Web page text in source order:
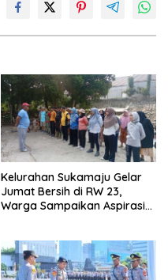
Kelurahan Sukamaju Gelar
Jumat Bersih di RW 23,
Warga Sampaikan Aspirasi